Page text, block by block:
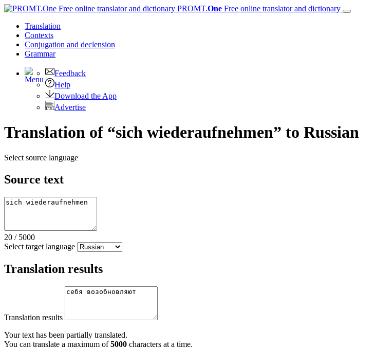
PROMT.One Free online translator and dictionary
Translation
Contexts
Conjugation and declension
Grammar
Feedback
Help
Download the App
Advertise
Translation of “sich wiederaufnehmen” to Russian
Select source language
Source text
20 / 5000
Select target language
Translation results
Translation results
Your text has been partially translated.
You can translate a maximum of5000 characters at a time.